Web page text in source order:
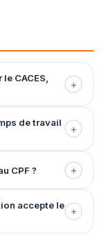
CACES,
+
de travail
+
CPF ? +
accepte le +